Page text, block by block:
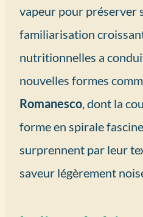
vapeur pour préserver
familiarisation
nutritionnelles a
nouvelles formes
Romanesco , dont la
forme en spirale
surprennent par leur
saveur légèrement